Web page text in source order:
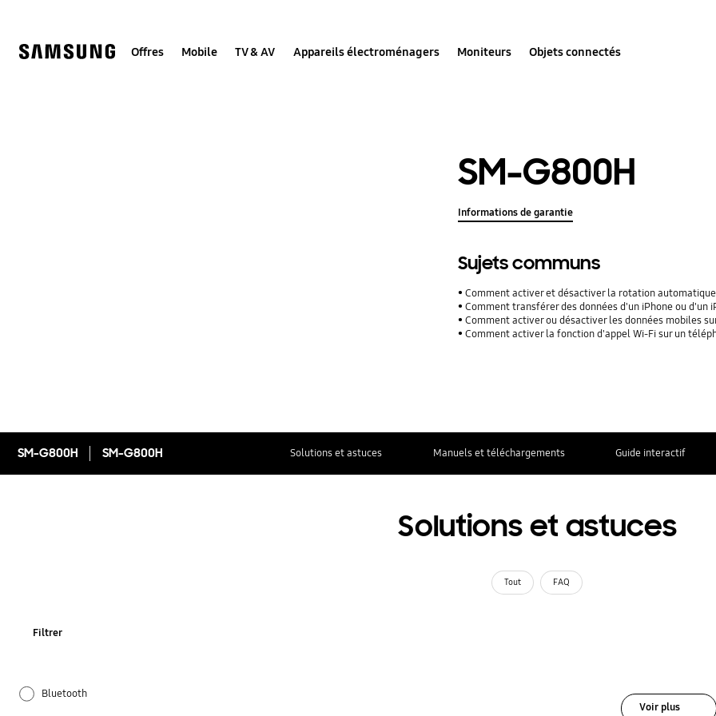
Offres Mobile TV & AV Appareils électroménagers Moniteurs Objets connectés
SM-G800H
Informations de garantie
Sujets communs
Comment activer et désactiver la rotation
Comment transférer des données d'un iPhone ou d'un
Comment activer ou désactiver les données mobiles
Comment activer la fonction d'appel Wi-Fi sur un
SM-G800H SM-G800H Solutions et astuces Manuels et téléchargements Guide interactif
Solutions et astuces
Tout FAQ
Filtrer
Bluetooth
Voir plus